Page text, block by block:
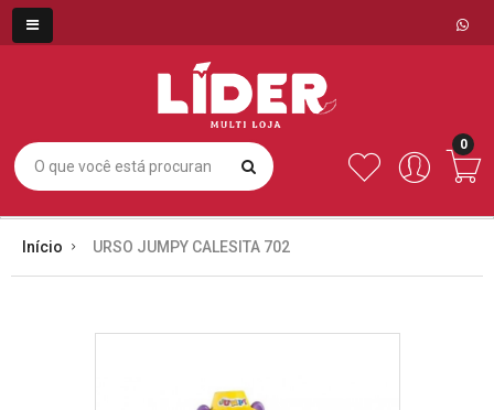
0
Início URSO JUMPY CALESITA 702